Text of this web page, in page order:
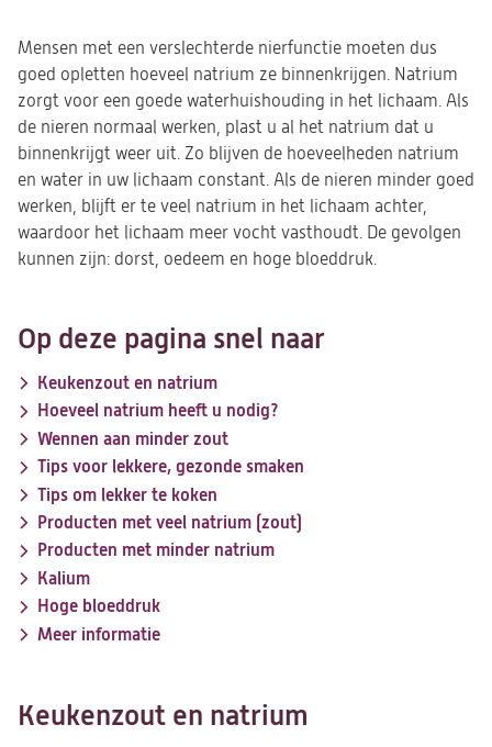
Mensen met een verslechterde nierfunctie moeten dus
goed opletten hoeveel natrium ze binnenkrijgen. Natrium
zorgt voor een goede waterhuishouding in het lichaam. Als
de nieren normaal werken, plast u al het natrium dat u
binnenkrijgt weer uit. Zo blijven de hoeveelheden natrium
en water in uw lichaam constant. Als de nieren minder goed
werken, blijft er te veel natrium in het lichaam achter,
waardoor het lichaam meer vocht vasthoudt. De gevolgen
kunnen zijn: dorst, oedeem en hoge bloeddruk.
Op deze pagina snel naar
Keukenzout en natrium
Hoeveel natrium heeft u nodig?
Wennen aan minder zout
Tips voor lekkere, gezonde smaken
Tips om lekker te koken
Producten met veel natrium (zout)
Producten met minder natrium
Kalium
Hoge bloeddruk
Meer informatie
Keukenzout en natrium